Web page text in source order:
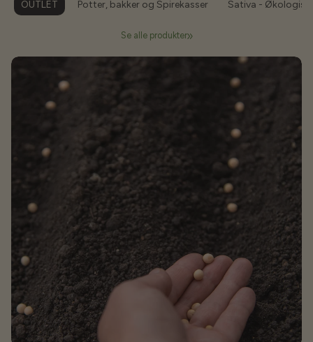
OUTLET Potter, bakker og Spirekasser Sativa -
Se alle produkter